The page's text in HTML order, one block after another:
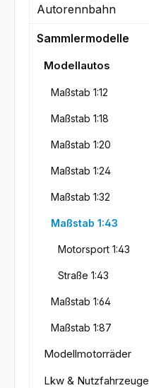
Autorennbahn
Sammlermodelle
Modellautos
Maßstab 1:12
Maßstab 1:18
Maßstab 1:20
Maßstab 1:24
Maßstab 1:32
Maßstab 1:43
Motorsport 1:43
Straße 1:43
Maßstab 1:64
Maßstab 1:87
Modellmotorräder
Lkw & Nutzfahrzeuge